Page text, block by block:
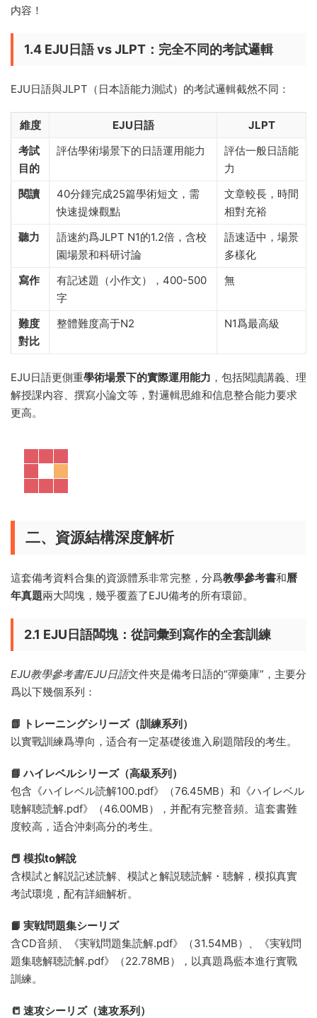
内容！
1.4 EJU日語 vs JLPT：完全不同的考試邏輯
EJU日語與JLPT（日本語能力測試）的考試邏輯截然不同：
維度 EJU日語
JLPT
考試
目的
評估學術場景下的日語運用能力
評估一般日語能
力
閱讀
40分鍾完成25篇學術短文，需
快速提煉觀點
文章較長，時間
相對充裕
聽力
語速約爲JLPT N1的1.2倍，含校
園場景和科研讨論
語速适中，場景
多樣化
寫作
有記述題（小作文），400-500
字
無
難度
對比
整體難度高于N2 N1爲最高級
EJU日語更側重學術場景下的實際運用能力 ，包括閱讀講義、理
解授課内容、撰寫小論文等，對邏輯思維和信息整合能力要求
更高。
二、資源結構深度解析
這套備考資料合集的資源體系非常完整，分爲教學參考書和曆
年真題兩大闆塊，幾乎覆蓋了EJU備考的所有環節。
2.1 EJU日語闆塊：從詞彙到寫作的全套訓練
EJU教學參考書/EJU日語文件夾是備考日語的“彈藥庫”，主要分
爲以下幾個系列：
📗 トレーニングシリーズ（訓練系列）
以實戰訓練爲導向，适合有一定基礎後進入刷題階段的考生。
📘 ハイレベルシリーズ（高級系列）
包含《ハイレベル読解100.pdf》（76.45MB）和《ハイレベル
聴解聴読解.pdf》（46.00MB），并配有完整音頻。這套書難
度較高，适合沖刺高分的考生。
📕 模拟to解說
含模試と解説記述読解、模試と解説聴読解・聴解，模拟真實
考試環境，配有詳細解析。
📙 実戦問題集シーリズ
含CD音頻、《実戦問題集読解.pdf》（31.54MB）、《実戦問
題集聴解聴読解.pdf》（22.78MB），以真題爲藍本進行實戰
訓練。
📒 速攻シーリズ（速攻系列）